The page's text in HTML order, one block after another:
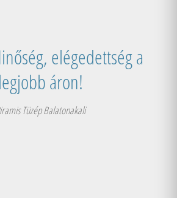
elégedettség a
legjobb áron!
Tüzép Balatonakali